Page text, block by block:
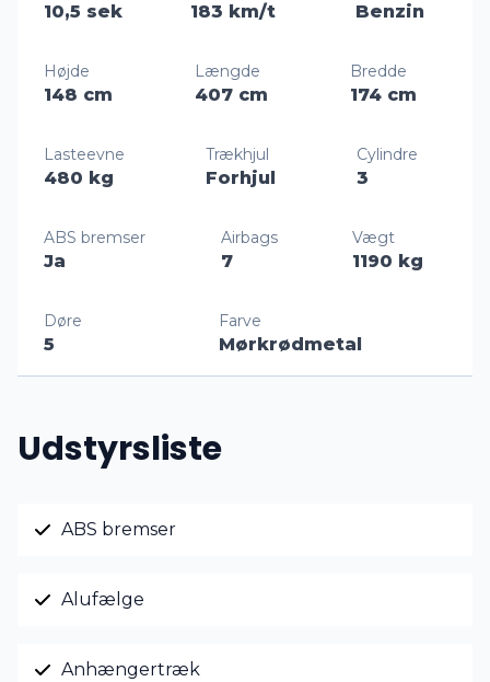
10,5 sek 183 km/t Benzin
Højde
148 cm
Længde
407 cm
Bredde
174 cm
Lasteevne
480 kg
Trækhjul
Forhjul
Cylindre
3
ABS bremser
Ja
Airbags
7
Vægt
1190 kg
Døre
5
Farve
Mørkrødmetal
Udstyrsliste
ABS bremser
Alufælge
Anhængertræk